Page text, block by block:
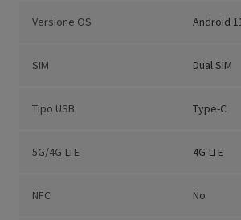
Versione OS Android
SIM Dual SIM
Tipo USB Type-C
5G/4G-LTE 4G-LTE
NFC No